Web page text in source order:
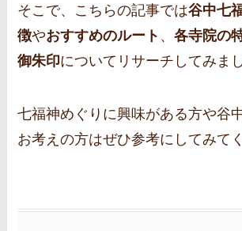
そこで、こちらの記事では谷中七
徴やおすすめのルート 、各寺院の
御朱印についてリサーチしてみまし
七福神めぐりに興味がある方や谷
お考えの方はぜひ参考にしてみて